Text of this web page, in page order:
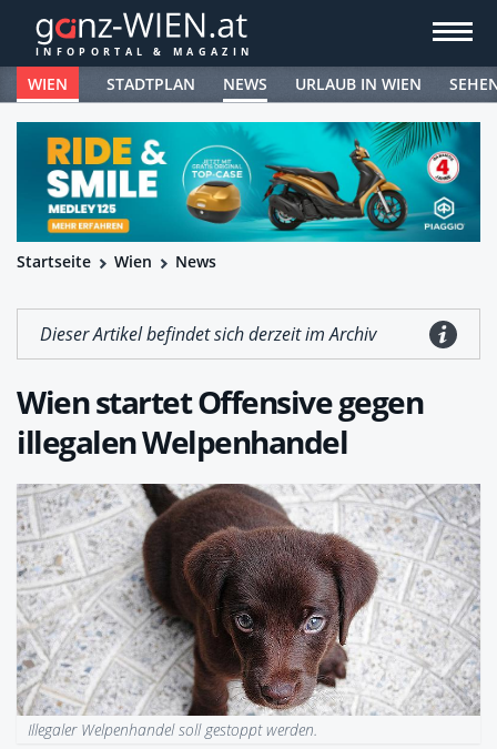
WIEN STADTPLAN NEWS URLAUB IN WIEN
Startseite Wien News
Dieser Artikel befindet sich derzeit im Archiv
Wien startet Offensive gegen
illegalen Welpenhandel
Illegaler Welpenhandel soll gestoppt werden.